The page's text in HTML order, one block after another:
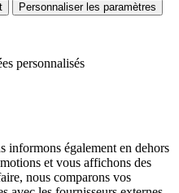
Personnaliser les paramètres
personnalisés
informons également en dehors
et vous affichons des
nous comparons vos